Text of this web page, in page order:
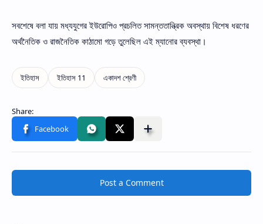
সবশেষে বলা যায় মধ্যযুগের ইউরোপিও প্রচলিত সামন্ততান্ত্রিক অবস্থায় বিশেষ ধরণের
অর্থনৈতিক ও রাজনৈতিক কাঠামো গড়ে তুলেছিল এই ম্যানোর ব্যবস্থা।
Post a Comment